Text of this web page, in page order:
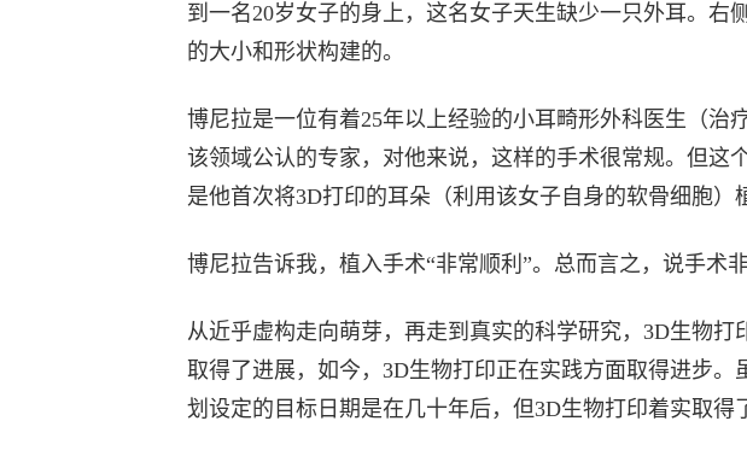
到一名20岁女子的身上，这名女子天生缺少一只外耳。右
的大小和形状构建的。
博尼拉是一位有着25年以上经验的小耳畸形外科医生（治
该领域公认的专家，对他来说，这样的手术很常规。但这
是他首次将3D打印的耳朵（利用该女子自身的软骨细胞）
博尼拉告诉我，植入手术“非常顺利”。总而言之，说手术
从近乎虚构走向萌芽，再走到真实的科学研究，3D生物打
取得了进展，如今，3D生物打印正在实践方面取得进步。
划设定的目标日期是在几十年后，但3D生物打印着实取得